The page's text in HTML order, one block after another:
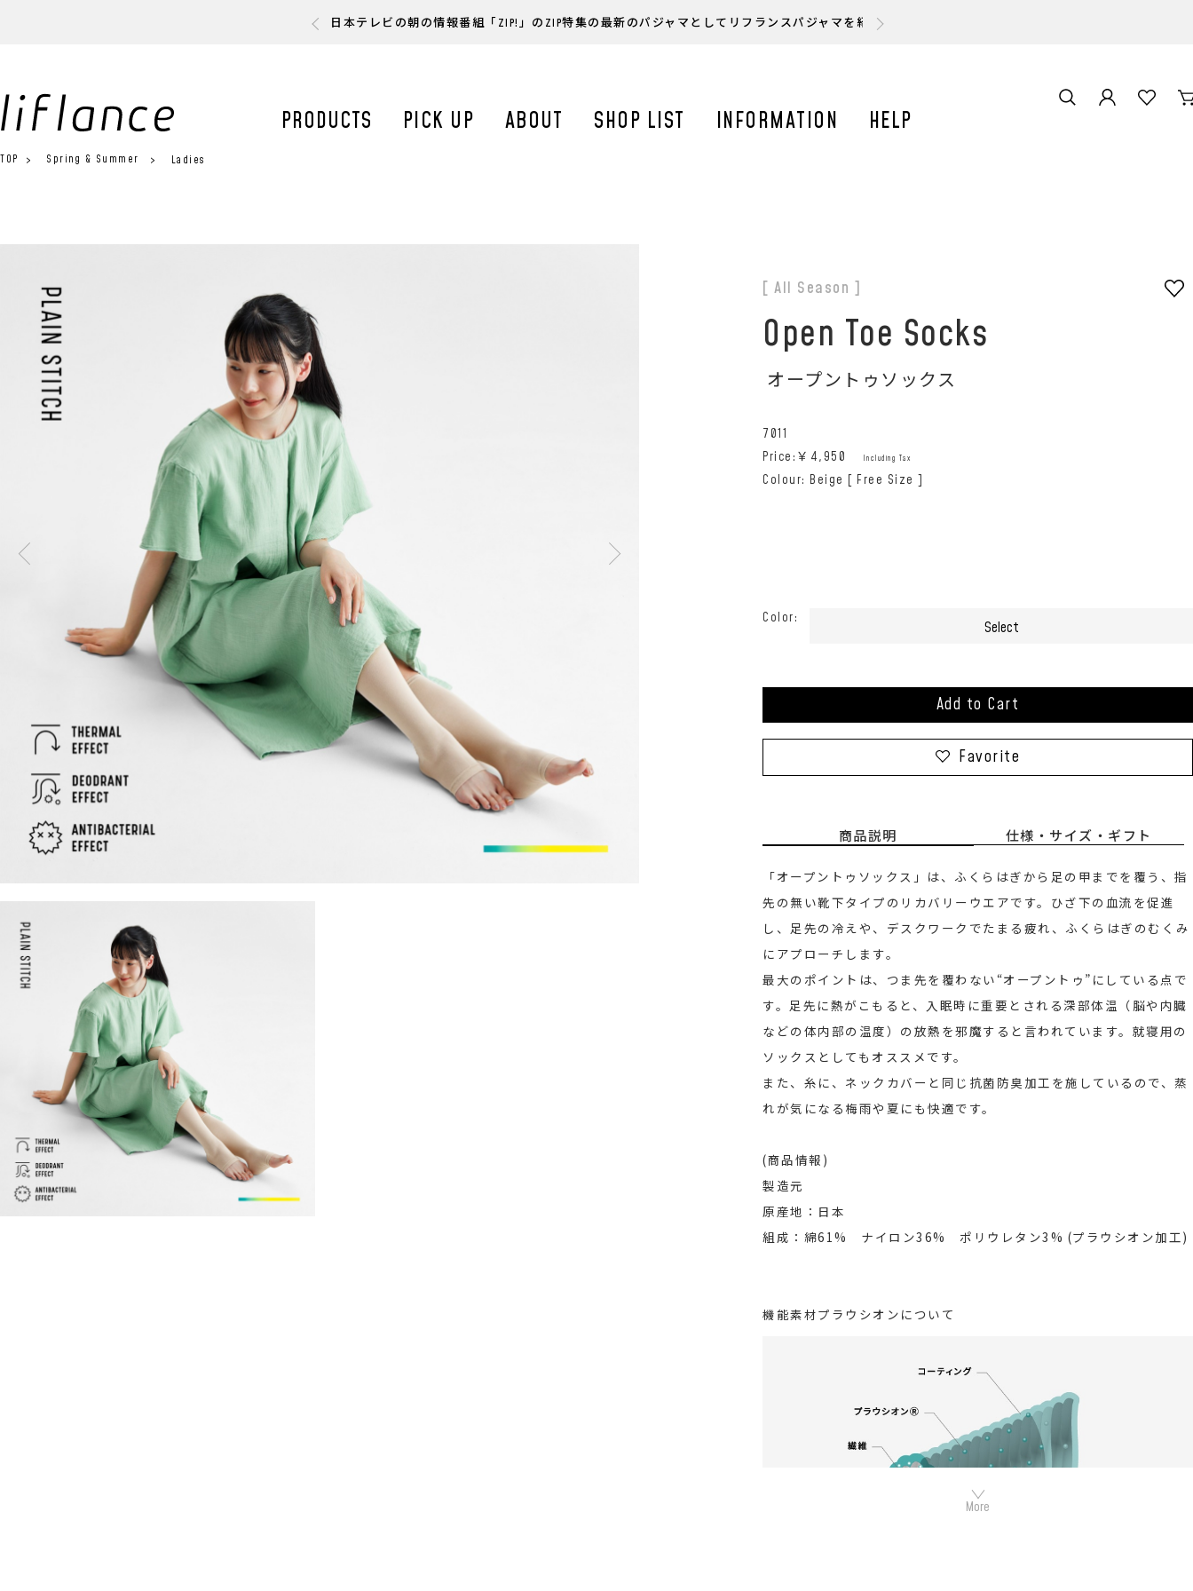
PRODUCTS PICK UP ABOUT SHOP LIST INFORMATION HELP
日本テレビの朝の情報番組「ZIP!」のZIP特集の最新のパジャマとしてリフランスパジャマを紹介いただきました。
TOP Spring & Summer Ladies
[ All Season ]
Open Toe Socks
オープントゥソックス
7011
Price:￥ 4,950 Including Tax
Colour: Beige [ Free Size ]
Color:
Add to Cart
Favorite
商品説明 仕様・サイズ・ギフト
「オープントゥソックス」は、ふくらはぎから足の甲までを覆う、指
先の無い靴下タイプのリカバリーウエアです。ひざ下の血流を促進
し、足先の冷えや、デスクワークでたまる疲れ、ふくらはぎのむくみ
にアプローチします。
最大のポイントは、つま先を覆わない“オープントゥ”にしている点で
す。足先に熱がこもると、入眠時に重要とされる深部体温（脳や内臓
などの体内部の温度）の放熱を邪魔すると言われています。就寝用の
ソックスとしてもオススメです。
また、糸に、ネックカバーと同じ抗菌防臭加工を施しているので、蒸
れが気になる梅雨や夏にも快適です。
(商品情報)
製造元
原産地：日本
組成：綿61% ナイロン36% ポリウレタン3% (プラウシオン加工)
機能素材プラウシオンについて